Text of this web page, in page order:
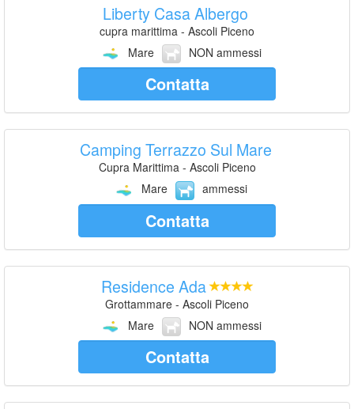
Liberty Casa Albergo
cupra marittima - Ascoli Piceno
Mare
NON ammessi
Contatta
Camping Terrazzo Sul Mare
Cupra Marittima - Ascoli Piceno
Mare
ammessi
Contatta
Residence Ada
Grottammare - Ascoli Piceno
Mare
NON ammessi
Contatta